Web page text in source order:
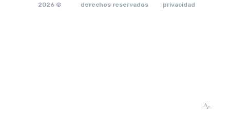
2026 ©
derechos reservados
privacidad